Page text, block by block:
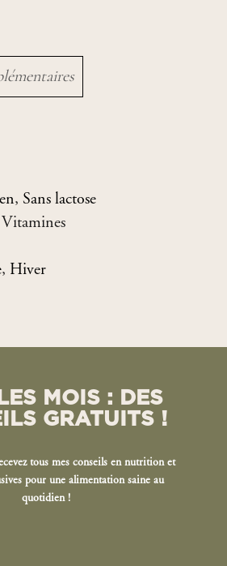
, Sans lactose
, Hiver
MOIS : DES
GRATUITS !
tous mes conseils en nutrition et
pour une alimentation saine au
quotidien !